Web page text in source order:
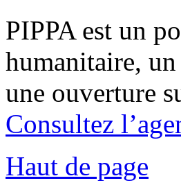
PIPPA est un
humanitaire,
une ouverture
Consultez
Haut de page